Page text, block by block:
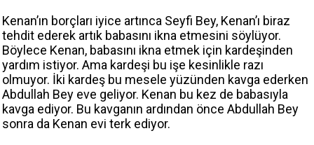
Kenan’ın borçları iyice artınca Seyfi Bey, Kenan’ı biraz
tehdit ederek artık babasını ikna etmesini söylüyor.
Böylece Kenan, babasını ikna etmek için kardeşinden
yardım istiyor. Ama kardeşi bu işe kesinlikle razı
olmuyor. İki kardeş bu mesele yüzünden kavga ederken
Abdullah Bey eve geliyor. Kenan bu kez de babasıyla
kavga ediyor. Bu kavganın ardından önce Abdullah Bey
sonra da Kenan evi terk ediyor.